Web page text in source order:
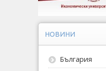
НОВИНИ
България